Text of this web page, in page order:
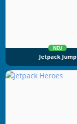
NEU
Jetpack Jump